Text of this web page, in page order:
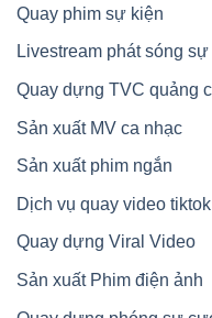
Quay phim sự kiện
Livestream phát sóng sự
Quay dựng TVC quảng
Sản xuất MV ca nhạc
Sản xuất phim ngắn
Dịch vụ quay video tiktok
Quay dựng Viral Video
Sản xuất Phim điện ảnh